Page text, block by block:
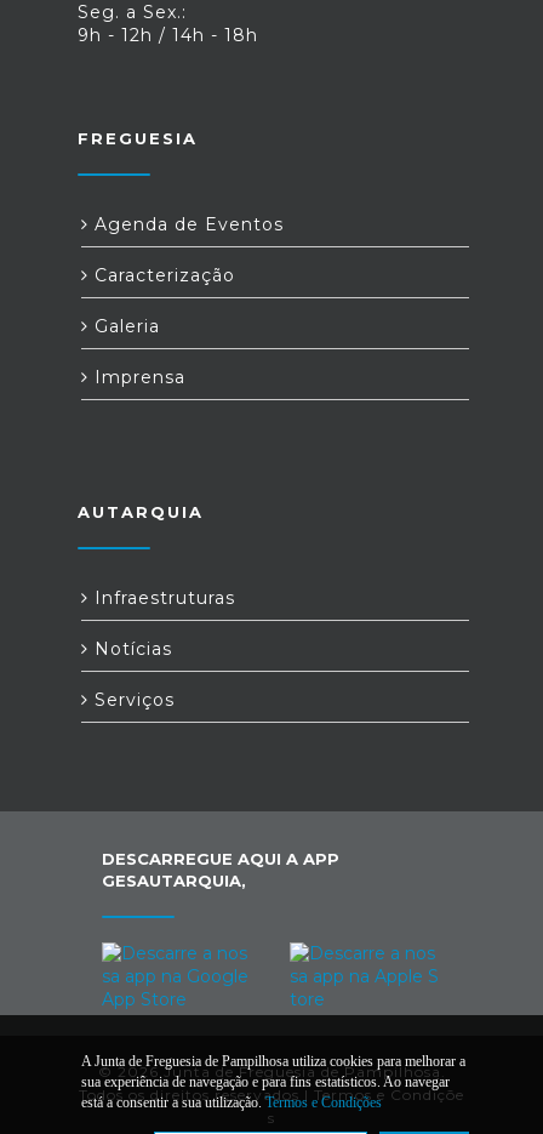
Seg. a Sex.:
9h - 12h / 14h - 18h
FREGUESIA
Agenda de Eventos
Caracterização
Galeria
Imprensa
AUTARQUIA
Infraestruturas
Notícias
Serviços
DESCARREGUE AQUI A APP
GESAUTARQUIA,
© 2026 Junta de Freguesia de Pampilhosa.
Todos os direitos reservados | Termos e Condiçõe
s
A Junta de Freguesia de Pampilhosa utiliza cookies para melhorar a
sua experiência de navegação e para fins estatísticos. Ao navegar
está a consentir a sua utilização.Termos e Condições